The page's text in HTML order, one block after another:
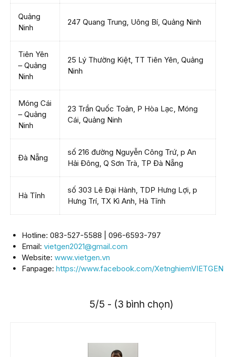
Quảng
Ninh
247 Quang Trung, Uông Bí, Quảng Ninh
Tiên Yên
– Quảng
Ninh
25 Lý Thường Kiệt, TT Tiên Yên, Quảng
Ninh
Móng Cái
– Quảng
Ninh
23 Trần Quốc Toản, P Hòa Lạc, Móng
Cái, Quảng Ninh
Đà Nẵng
số 216 đường Nguyễn Công Trứ, p An
Hải Đông, Q Sơn Trà, TP Đà Nẵng
Hà Tĩnh
số 303 Lê Đại Hành, TDP Hưng Lợi, p
Hưng Trí, TX Kì Anh, Hà Tĩnh
Hotline: 083-527-5588 | 096-6593-797
Email: vietgen2021@gmail.com
Website: www.vietgen.vn
Fanpage: https://www.facebook.com/XetnghiemVIETGEN
5/5 - (3 bình chọn)